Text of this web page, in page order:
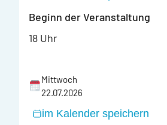
Beginn der Veranstaltung
18 Uhr
Mittwoch
22.07.2026
im Kalender speichern